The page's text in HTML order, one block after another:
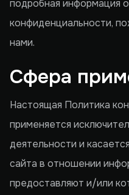
подробная информация
конфиденциальности,
нами.
Сфера
Настоящая Политика
применяется
деятельности и
сайта в отношении
предоставляют и/или